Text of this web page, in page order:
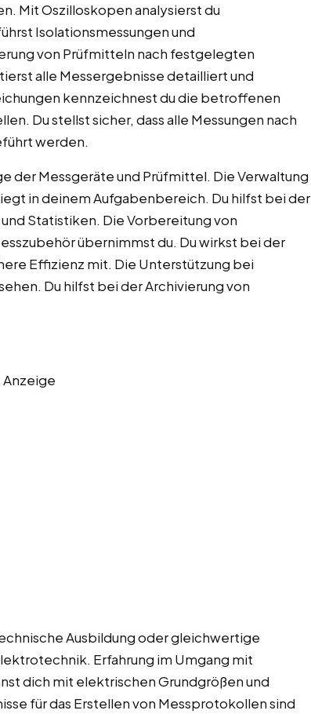
Mit Oszilloskopen analysierst du
Isolationsmessungen und
von Prüfmitteln nach festgelegten
alle Messergebnisse detailliert und
kennzeichnest du die betroffenen
Du stellst sicher, dass alle Messungen nach
werden.
der Messgeräte und Prüfmittel. Die Verwaltung
in deinem Aufgabenbereich. Du hilfst bei der
Statistiken. Die Vorbereitung von
übernimmst du. Du wirkst bei der
Effizienz mit. Die Unterstützung bei
Du hilfst bei der Archivierung von
Anzeige
Ausbildung oder gleichwertige
Erfahrung im Umgang mit
dich mit elektrischen Grundgrößen und
für das Erstellen von Messprotokollen sind